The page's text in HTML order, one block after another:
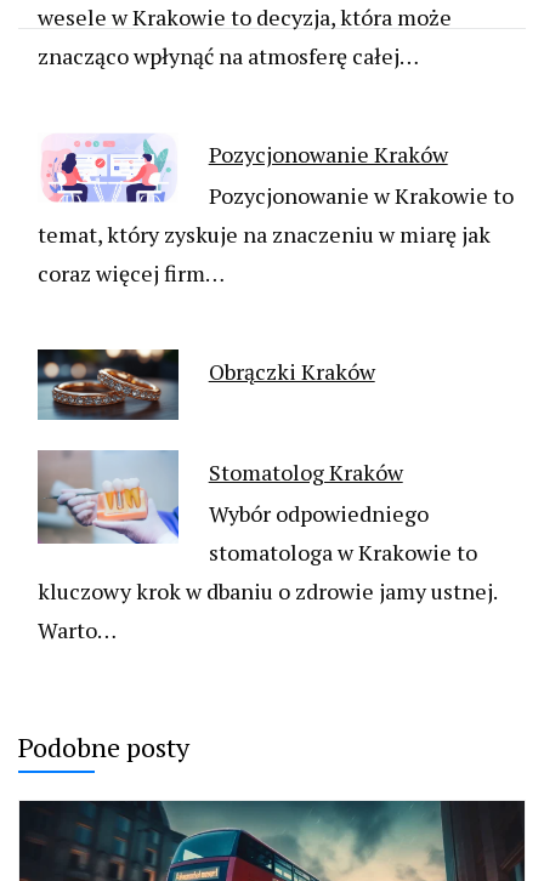
wesele w Krakowie to decyzja, która może
znacząco wpłynąć na atmosferę całej…
Pozycjonowanie Kraków
Pozycjonowanie w Krakowie to
temat, który zyskuje na znaczeniu w miarę jak
coraz więcej firm…
Obrączki Kraków
Stomatolog Kraków
Wybór odpowiedniego
stomatologa w Krakowie to
kluczowy krok w dbaniu o zdrowie jamy ustnej.
Warto…
Podobne posty